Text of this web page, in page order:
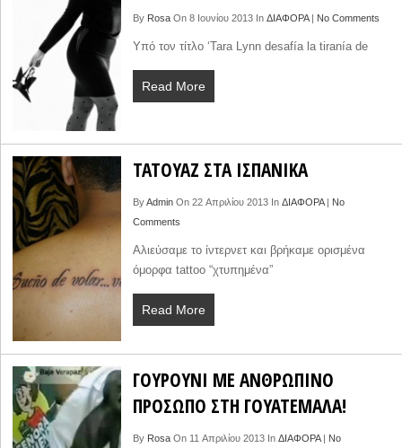
By RosaOn 8 Ιουνίου 2013 In ΔΙΑΦΟΡΑ| No Comments
Υπό τον τίτλο ‘Tara Lynn desafía la tiranía de
Read More
ΤΑΤΟΥΑΖ ΣΤΑ ΙΣΠΑΝΙΚΑ
ByAdminOn 22 Απριλίου 2013 In ΔΙΑΦΟΡΑ| No
Comments
Αλιεύσαμε το ίντερνετ και βρήκαμε ορισμένα
όμορφα tattoo “χτυπημένα”
Read More
ΓΟΥΡΟΥΝΙ ΜΕ ΑΝΘΡΩΠΙΝΟ
ΠΡΟΣΩΠΟ ΣΤΗ ΓΟΥΑΤΕΜΑΛΑ!
By RosaOn 11 Απριλίου 2013 In ΔΙΑΦΟΡΑ| No